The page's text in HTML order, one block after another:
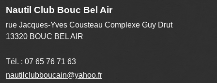
Nautil Club Bouc Bel Air
rue Jacques-Yves Cousteau Complexe Guy Drut
13320 BOUC BEL AIR
Tél. : 07 65 76 71 63
nautilclubboucain@yahoo.fr